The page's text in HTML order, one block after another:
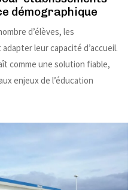
démographique
d’élèves, les
leur capacité d’accueil.
comme une solution fiable,
enjeux de l’éducation